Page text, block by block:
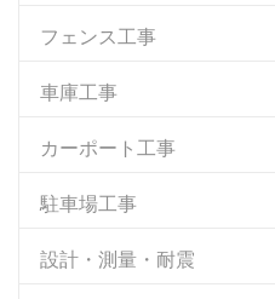
フェンス工事
車庫工事
カーポート工事
駐車場工事
設計・測量・耐震